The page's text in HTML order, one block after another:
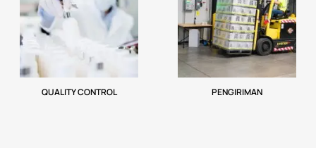
QUALITY CONTROL PENGIRIMAN